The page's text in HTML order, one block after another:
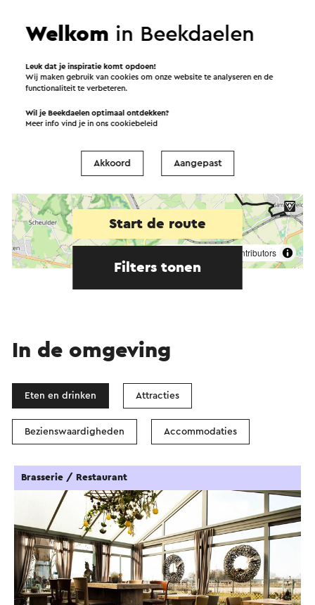
contributors
Start de route
Filters tonen
In de omgeving
Eten en drinken Attracties
Bezienswaardigheden Accommodaties
Brasserie / Restaurant
Welkom in Beekdaelen
Leuk dat je inspiratie komt opdoen!
Wij maken gebruik van cookies om onze website te analyseren en de
functionaliteit te verbeteren.
Wil je Beekdaelen optimaal ontdekken?
Meer info vind je in onscookiebeleid
Akkoord Aangepast